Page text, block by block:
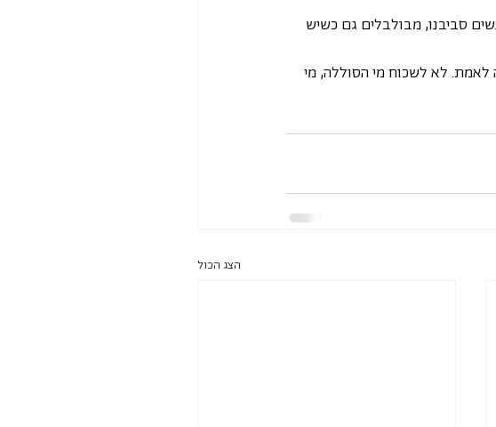
סביבנו, מבולבלים גם כשיש
לאמת. לא לשכוח מי הסוללה, מי
הצג הכול